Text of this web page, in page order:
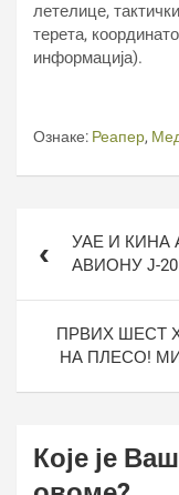
летелице,
терета,
информација).
Ознаке: Реапер,
чланкаУАЕ И КИНА
АВИОНУ Ј-20
ПРВИХ ШЕСТ
НА ПЛЕСО!
Које је